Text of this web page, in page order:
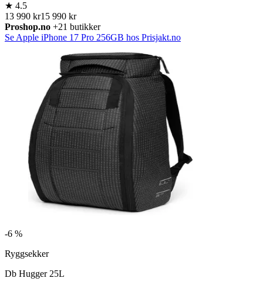
★ 4.5
13 990 kr15 990 kr
Proshop.no +21 butikker
Se Apple iPhone 17 Pro 256GB hos Prisjakt.no
-6 %
Ryggsekker
Db Hugger 25L